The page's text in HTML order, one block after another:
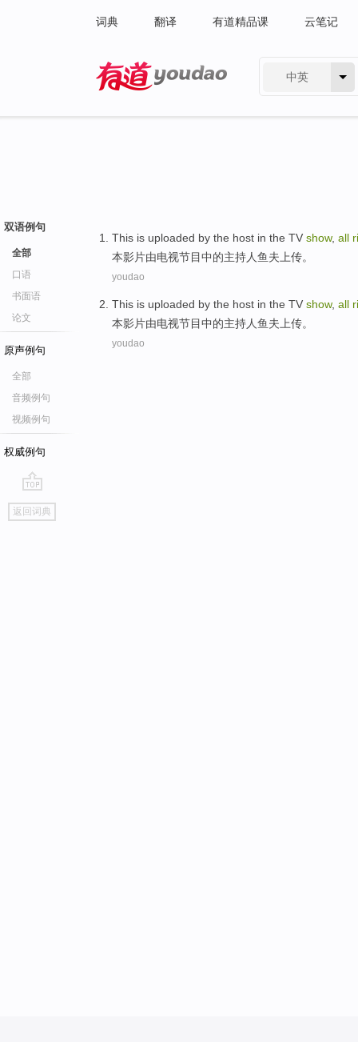
词典 翻译 有道精品课 云笔记
中英
双语例句
全部
口语
书面语
论文
原声例句
全部
音频例句
视频例句
权威例句
go
top
返回词典
This is uploaded by the host in the TV show, all
本影片由电视节目中的主持人鱼夫 上传。
youdao
This is uploaded by the host in the TV show, all
本影片由电视节目中的主持人鱼夫 上传。
youdao